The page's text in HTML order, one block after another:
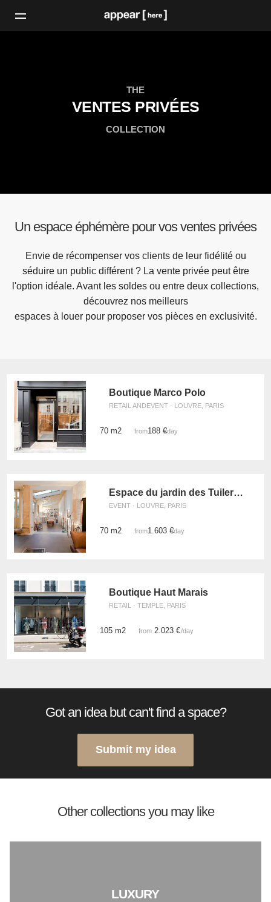
THE
VENTES PRIVÉES
COLLECTION
Un espace éphémère pour vos ventes privées
Envie de récompenser vos clients de leur fidélité ou
séduire un public différent ? La vente privée peut être
l'option idéale. Avant les soldes ou entre deux collections,
découvrez nos meilleurs
espaces à louer pour proposer vos pièces en exclusivité.
Boutique Marco Polo
RETAIL ANDEVENT · LOUVRE, PARIS
70 m2 from188 €/day
Espace du jardin des Tuileries
EVENT · LOUVRE, PARIS
70 m2 from1.603 €/day
Boutique Haut Marais
RETAIL · TEMPLE, PARIS
105 m2 from2.023 €/day
Got an idea but can't find a space?
Submit my idea
Other collections you may like
LUXURY